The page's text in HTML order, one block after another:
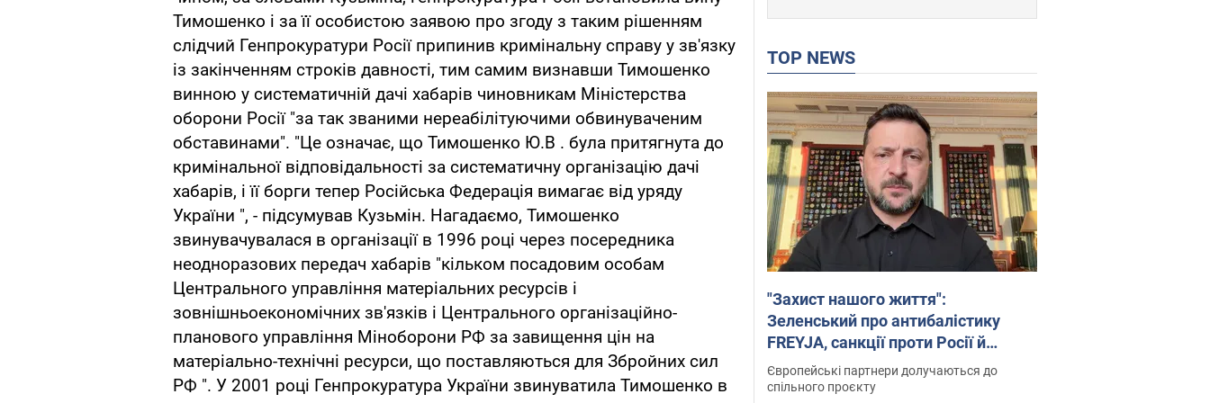
Тимошенко і за її особистою заявою про згоду з таким рішенням
слідчий Генпрокуратури Росії припинив кримінальну справу у зв'язку
із закінченням строків давності, тим самим визнавши Тимошенко
винною у систематичній дачі хабарів чиновникам Міністерства
оборони Росії "за так званими нереабілітуючими обвинуваченим
обставинами". "Це означає, що Тимошенко Ю.В . була притягнута до
кримінальної відповідальності за систематичну організацію дачі
хабарів, і її борги тепер Російська Федерація вимагає від уряду
України ", - підсумував Кузьмін. Нагадаємо, Тимошенко
звинувачувалася в організації в 1996 році через посередника
неодноразових передач хабарів "кільком посадовим особам
Центрального управління матеріальних ресурсів і
зовнішньоекономічних зв'язків і Центрального організаційно-
планового управління Міноборони РФ за завищення цін на
матеріально-технічні ресурси, що поставляються для Збройних сил
РФ ". У 2001 році Генпрокуратура України звинуватила Тимошенко в
TOP NEWS
"Захист нашого життя":
Зеленський про антибалістику
FREYJA, санкції проти Росії й
підтримку аграріїв. Відео
Європейські партнери долучаються до
спільного проєкту